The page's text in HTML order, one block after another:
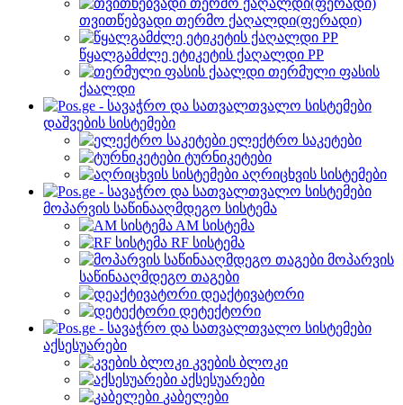
თვითწებვადი თერმო ქაღალდი(ფერადი)
წყალგამძლე ეტიკეტის ქაღალდი PP
თერმული ფასის
ქაალდი
დაშვების სისტემები
ელექტრო საკეტები
ტურნიკეტები
აღრიცხვის სისტემები
მოპარვის საწინააღმდეგო სისტემა
AM სისტემა
RF სისტემა
მოპარვის
საწინააღმდეგო თაგები
დეაქტივატორი
დეტექტორი
აქსესუარები
კვების ბლოკი
აქსესუარები
კაბელები